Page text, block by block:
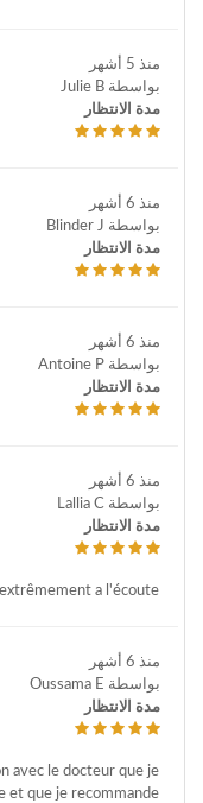
منذ 5 أشهر
بواسطة Julie B
مدة الانتظار
منذ 6 أشهر
بواسطة Blinder J
مدة الانتظار
منذ 6 أشهر
بواسطة Antoine P
مدة الانتظار
منذ 6 أشهر
بواسطة Lallia C
مدة الانتظار
a l'écoute
منذ 6 أشهر
بواسطة Oussama E
مدة الانتظار
avec le docteur que je
et que je recommande